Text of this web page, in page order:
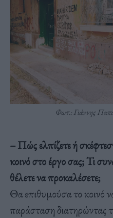
Φωτ.: Γιάννης
– Πώς ελπίζετε ή
κοινό στο έργο σας; Τι
θέλετε να προκαλέσετε;
Θα επιθυμούσα το κοινό
παράσταση διατηρώντας